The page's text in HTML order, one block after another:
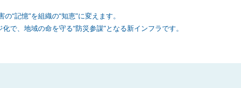
“記憶”を組織の“知恵”に変えます。
で、地域の命を守る“防災参謀”となる新インフラです。